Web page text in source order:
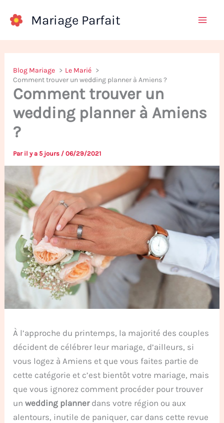
Mariage Parfait
Blog Mariage
Le Marié
Comment trouver un wedding planner à Amiens ?
Comment trouver un
wedding planner à Amiens
?
Par il y a 5 jours /06/29/2021
À l’approche du printemps, la majorité des couples
décident de célébrer leur mariage, d’ailleurs, si
vous logez à Amiens et que vous faites partie de
cette catégorie et c’est bientôt votre mariage, mais
que vous ignorez comment procéder pour trouver
unwedding plannerdans votre région ou aux
alentours, inutile de paniquer, car dans cette revue